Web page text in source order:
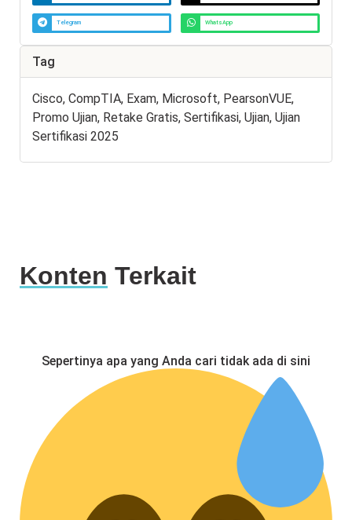
Telegram WhatsApp
Tag
Cisco, CompTIA, Exam, Microsoft, PearsonVUE,
Promo Ujian, Retake Gratis, Sertifikasi, Ujian, Ujian
Sertifikasi 2025
Konten Terkait
Sepertinya apa yang Anda cari tidak ada di sini